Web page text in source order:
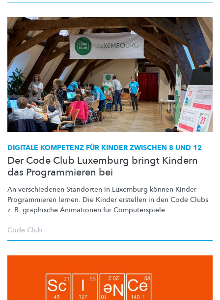
DIGITALE KOMPETENZ FÜR KINDER ZWISCHEN 8 UND 12
Der Code Club Luxemburg bringt Kindern
das Programmieren bei
An verschiedenen Standorten in Luxemburg können Kinder
Programmieren lernen. Die Kinder erstellen in den Code Clubs
z. B. graphische Animationen für Computerspiele.
Code Club